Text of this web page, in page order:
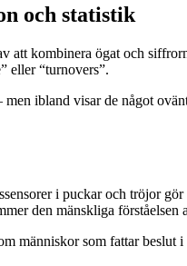
och statistik
att kombinera ögat och
eller “turnovers”.
ibland visar de något
i puckar och tröjor
den mänskliga förståelsen
människor som fattar beslut